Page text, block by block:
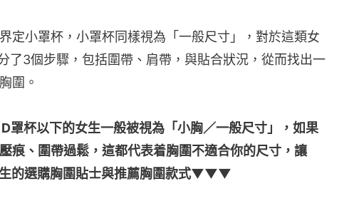
定小罩杯，小罩杯同樣視為「一般尺寸」，對於這類女
了3個步驟，包括圍帶、肩帶，與貼合狀況，從而找出一
圍。
杯以下的女生一般被視為「小胸／一般尺寸」，如果
痕、圍帶過鬆，這都代表着胸圍不適合你的尺寸，讓
的選購胸圍貼士與推薦胸圍款式▼▼▼